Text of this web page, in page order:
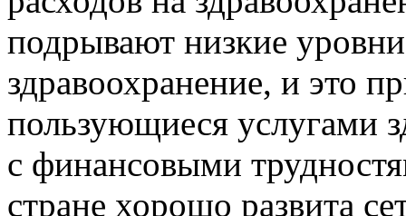
подрывают низкие
здравоохранение, и это
пользующиеся услугами
с финансовыми
стране хорошо развита